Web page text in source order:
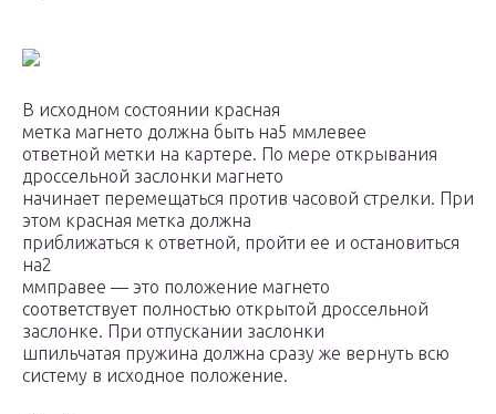
В исходном состоянии красная
метка магнето должна быть на5 ммлевее
ответной метки на картере. По мере открывания
дроссельной заслонки магнето
начинает перемещаться против часовой стрелки. При
этом красная метка должна
приближаться к ответной, пройти ее и остановиться
на2
ммправее — это положение магнето
соответствует полностью открытой дроссельной
заслонке. При отпускании заслонки
шпильчатая пружина должна сразу же вернуть всю
систему в исходное положение.